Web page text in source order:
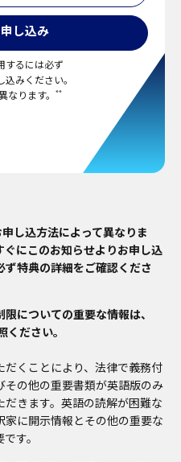
し込み
するには必ず
込みください。
なります。
**
し込方法によって異なりま
ぐにこのお知らせよりお申し込
特典の詳細をご確認くださ
についての重要な情報は、
ください。
だくことにより、法律で義務付
その他の重要書類が英語版のみ
きます。英語の読解が困難な
に開示情報とその他の重要な
す。